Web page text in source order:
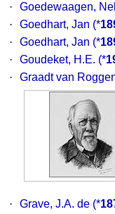
· Goedewaagen,
·
Goedhart, Jan (*
·
Goedhart, Jan (*
·
Goudeket, H.E. (*
·
Graadt van
· Grave, J.A. de (*